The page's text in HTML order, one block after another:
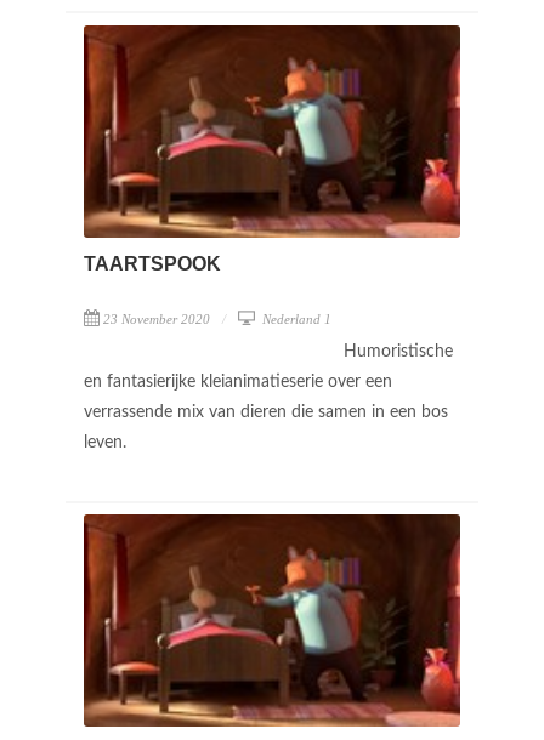
TAARTSPOOK
23 November 2020 Nederland 1
Humoristische
en fantasierijke kleianimatieserie over een
verrassende mix van dieren die samen in een bos
leven.